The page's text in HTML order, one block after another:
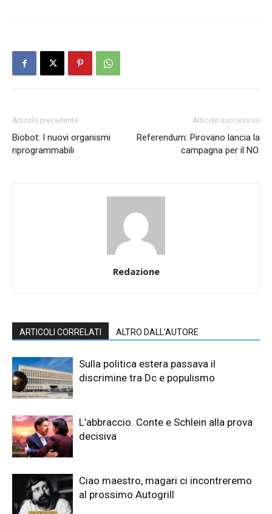
Articolo precedente
Biobot: I nuovi organismi
riprogrammabili
Articolo successivo
Referendum: Pirovano lancia la
campagna per il NO.
Redazione
ARTICOLI CORRELATI ALTRO DALL'AUTORE
Sulla politica estera passava il
discrimine tra Dc e populismo
L’abbraccio. Conte e Schlein alla prova
decisiva
Ciao maestro, magari ci incontreremo
al prossimo Autogrill